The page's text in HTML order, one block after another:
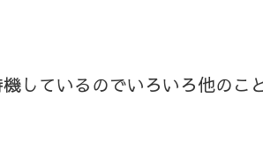
しているのでいろいろ他のこ